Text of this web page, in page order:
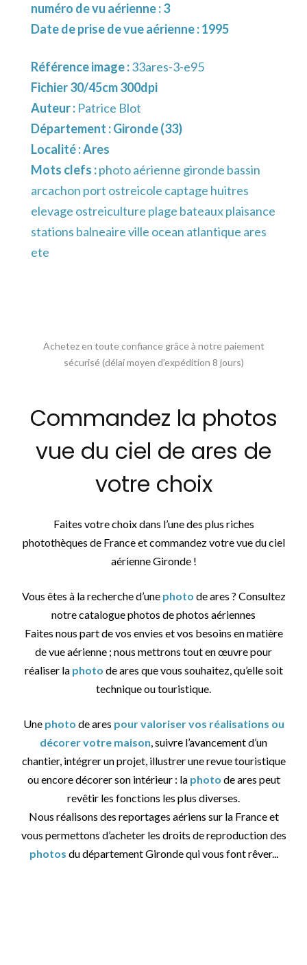
numéro de vu aérienne : 3
Date de prise de vue aérienne : 1995
Référence image :33ares-3-e95
Fichier 30/45cm 300dpi
Auteur : Patrice Blot
Département :Gironde (33)
Localité :Ares
Mots clefs :photo aérienne gironde bassin
arcachon port ostreicole captage huitres
elevage ostreiculture plage bateaux plaisance
stations balneaire ville ocean atlantique ares
ete
Achetez en toute confiance grâce à notre paiement
sécurisé (délai moyen d’expédition 8 jours)
Commandez la photos
vue du ciel de ares de
votre choix
Faites votre choix dans l’une des plus riches
photothèques de France et commandez votre vue du ciel
aérienne Gironde !
Vous êtes à la recherche d’une photo de ares ? Consultez
notre catalogue photos de photos aériennes
Faites nous part de vos envies et vos besoins en matière
de vue aérienne ; nous mettrons tout en œuvre pour
réaliser la photo de ares que vous souhaitez, qu’elle soit
technique ou touristique.
Une photo de ares pour valoriser vos réalisations ou
décorer votre maison, suivre l’avancement d’un
chantier, intégrer un projet, illustrer une revue touristique
ou encore décorer son intérieur : la photo de ares peut
revêtir les fonctions les plus diverses.
Nous réalisons des reportages aériens sur la France et
vous permettons d’acheter les droits de reproduction des
photos du département Gironde qui vous font rêver...